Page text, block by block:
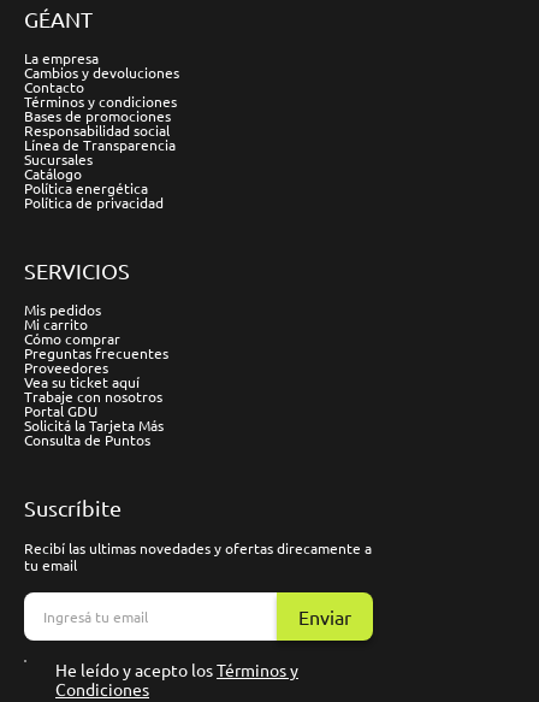
GÉANT
La empresa
Cambios y devoluciones
Contacto
Términos y condiciones
Bases de promociones
Responsabilidad social
Línea de Transparencia
Sucursales
Catálogo
Política energética
Política de privacidad
SERVICIOS
Mis pedidos
Mi carrito
Cómo comprar
Preguntas frecuentes
Proveedores
Vea su ticket aquí
Trabaje con nosotros
Portal GDU
Solicitá la Tarjeta Más
Consulta de Puntos
Suscríbite
Recibí las ultimas novedades y ofertas direcamente a
tu email
Enviar
He leído y acepto losTérminos y
Condiciones